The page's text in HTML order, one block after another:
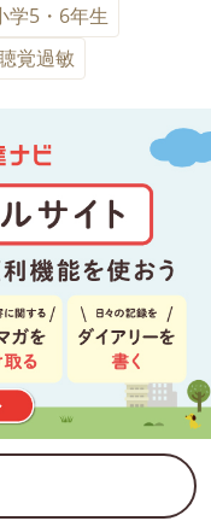
学5・6年生
覚過敏